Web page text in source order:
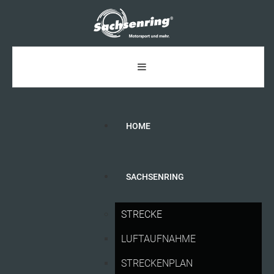
HOME
SACHSENRING
STRECKE
LUFTAUFNAHME
STRECKENPLAN
SACHSEN E.V.
GESCHÄFTSBEDINGUNGEN (ATGB)